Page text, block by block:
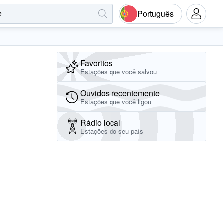
Português
Favoritos
Estações que você salvou
Ouvidos recentemente
Estações que você ligou
Rádio local
Estações do seu país